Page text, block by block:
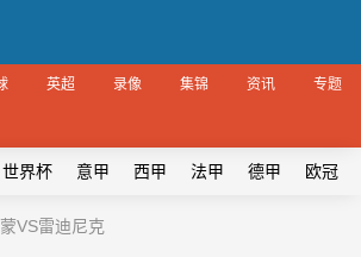
英超 录像 集锦 资讯 专题
世界杯 意甲 西甲 法甲 德甲 欧冠
VS雷迪尼克